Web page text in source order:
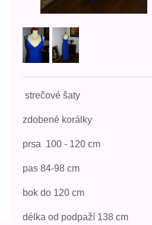
strečové šaty
zdobené korálky
prsa 100 - 120 cm
pas 84-98 cm
bok do 120 cm
délka od podpaží 138 cm